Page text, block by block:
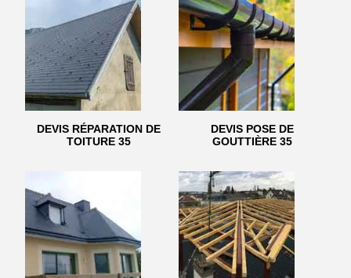
DEVIS RÉPARATION DE
TOITURE 35
DEVIS POSE DE
GOUTTIÈRE 35